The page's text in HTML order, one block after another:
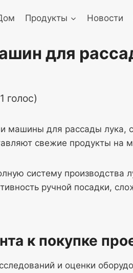
Продукты Новости
для
голос)
машины для рассады лука,
свежие продукты на
систему
ручной посадки,
к покупке
и оценки